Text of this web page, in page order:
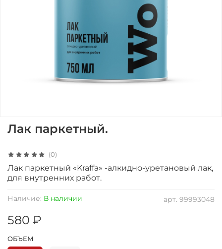
(0)
арт. 99993048
Наличие: В наличии
Лак паркетный.
580 ₽
ОБЪЕМ
Лак паркетный «Kraffa» -алкидно-уретановый лак,
для внутренних работ.